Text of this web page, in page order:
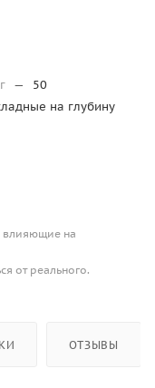
—
50
на глубину
влияющие на
от реального.
ОТЗЫВЫ